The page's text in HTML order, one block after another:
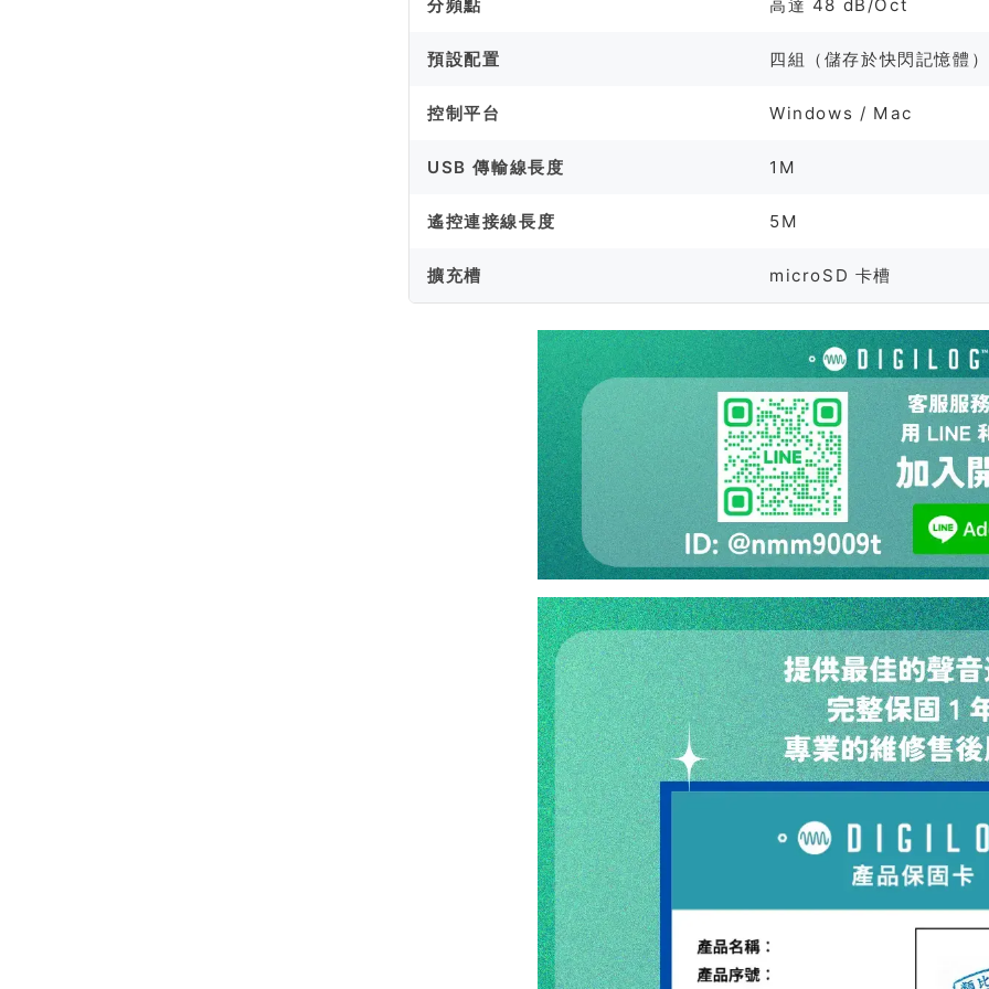
分頻點 高達 48 dB/Oct
預設配置 四組（儲存於快閃記憶體）
控制平台 Windows / Mac
USB 傳輸線長度 1M
遙控連接線長度 5M
擴充槽 microSD 卡槽